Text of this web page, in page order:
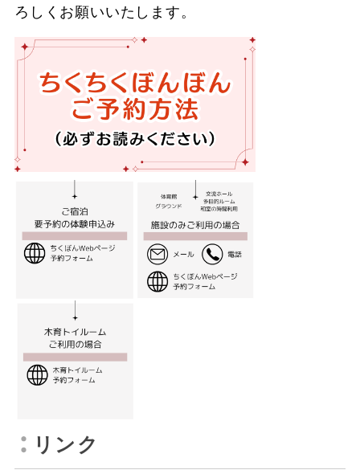
ろしくお願いいたします。
リンク